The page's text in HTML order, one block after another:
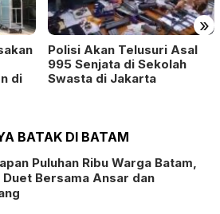
»
di
Polisi Akan Telusuri Asal
995 Senjata di Sekolah
Swasta di Jakarta
BATAK DI BATAM
Puluhan Ribu Warga Batam,
Duet Bersama Ansar dan